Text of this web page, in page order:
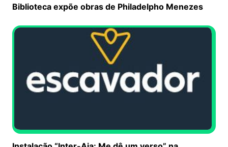
Biblioteca expõe obras de Philadelpho Menezes